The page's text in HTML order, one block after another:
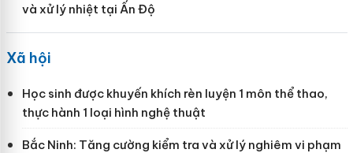
và xử lý nhiệt tại Ấn Độ
Xã hội
Học sinh được khuyến khích rèn luyện 1 môn thể thao,
thực hành 1 loại hình nghệ thuật
Bắc Ninh: Tăng cường kiểm tra và xử lý nghiêm vi phạm